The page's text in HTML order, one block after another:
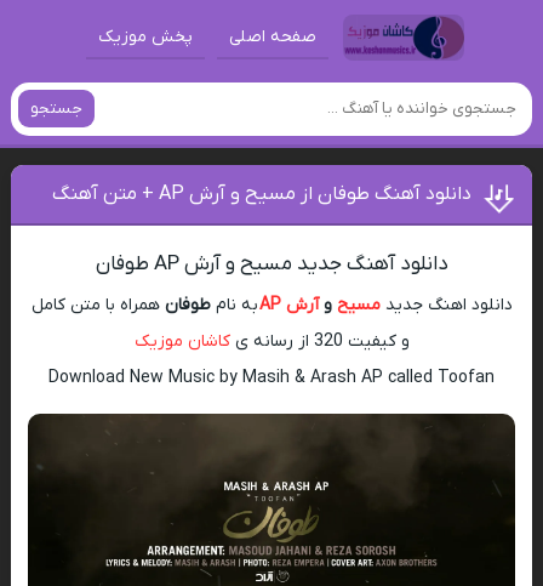
صفحه اصلی پخش موزیک
جستجو
دانلود آهنگ طوفان از مسیح و آرش AP + متن آهنگ
دانلود آهنگ جدید مسیح و آرش AP طوفان
دانلود اهنگ جدیدمسیح وآرش AP به نامطوفان همراه با متن کامل
و کیفیت 320 از رسانه ی
کاشان موزیک
Download New Music by Masih & Arash AP called Toofan